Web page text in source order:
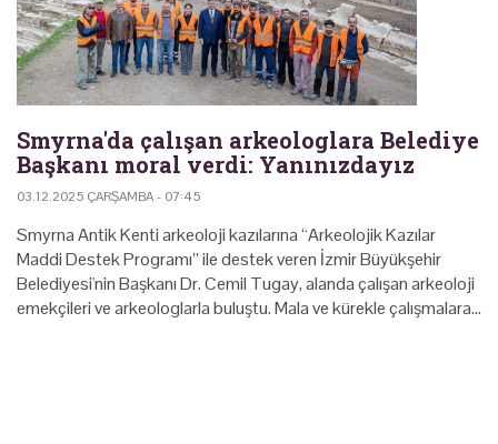
Smyrna'da çalışan arkeologlara Belediye
Başkanı moral verdi: Yanınızdayız
03.12.2025 ÇARŞAMBA - 07:45
Smyrna Antik Kenti arkeoloji kazılarına “Arkeolojik Kazılar
Maddi Destek Programı” ile destek veren İzmir Büyükşehir
Belediyesi'nin Başkanı Dr. Cemil Tugay, alanda çalışan arkeoloji
emekçileri ve arkeologlarla buluştu. Mala ve kürekle çalışmalara…